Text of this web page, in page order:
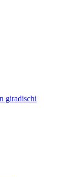
giradischi